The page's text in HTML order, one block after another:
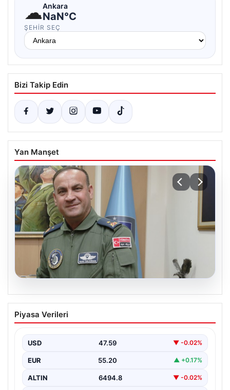
☁Ankara
NaN°C
ŞEHIR SEÇ
Bizi Takip Edin
Yan Manşet
Rafet Dalkıran kimdir? Yeni Hava
Kuvvetleri Komutanı Rafet Dalkıran’ın
Piyasa Verileri
USD 47.59 ▼ -0.02%
EUR 55.20 ▲ +0.17%
ALTIN 6494.8 ▼ -0.02%